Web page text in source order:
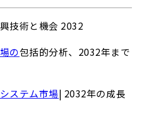
技術と機会 2032
の包括的分析、2032年まで
ステム市場| 2032年の成長